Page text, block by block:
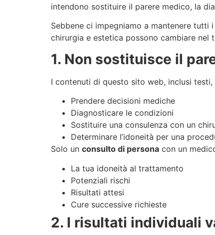
intendono sostituire il parere medico, la
Sebbene ci impegniamo a mantenere
chirurgia e estetica possono cambiare nel
1. Non sostituisce il
I contenuti di questo sito web, inclusi
Prendere decisioni mediche
Diagnosticare le condizioni
Sostituire una consulenza con un
Determinare l’idoneità per una
Solo un consulto di persona con un
La tua idoneità al trattamento
Potenziali rischi
Risultati attesi
Cure successive richieste
2. I risultati individuali